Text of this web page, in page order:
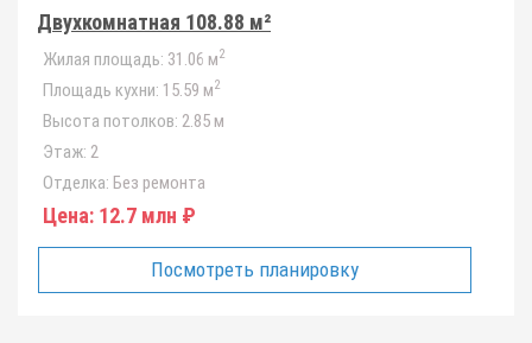
Двухкомнатная 108.88 м²
Жилая площадь: 31.06 м2
Площадь кухни: 15.59 м2
Высота потолков: 2.85 м
Этаж: 2
Отделка: Без ремонта
Цена: 12.7 млн ₽
Посмотреть планировку